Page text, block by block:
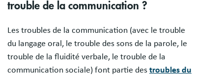
trouble de la communication ?
Les troubles de la communication (avec le trouble
du langage oral, le trouble des sons de la parole, le
trouble de la fluidité verbale, le trouble de la
communication sociale) font partie des troubles du